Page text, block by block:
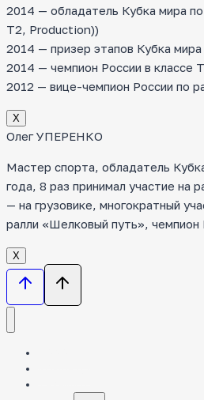
2014 — обладатель Кубка мира
T2, Production))
2014 — призер этапов Кубка
2014 — чемпион России в классе
2012 — вице-чемпион России по
Х
Олег УПЕРЕНКО
Мастер спорта, обладатель
года, 8 раз принимал участие на
— на грузовике, многократный
ралли «Шелковый путь», чемпион
Х